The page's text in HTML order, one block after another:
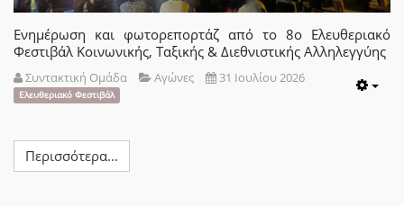
Ενημέρωση και φωτορεπορτάζ από το 8ο Ελευθεριακό
Φεστιβάλ Κοινωνικής, Ταξικής & Διεθνιστικής Αλληλεγγύης
Συντακτική Ομάδα Αγώνες 31 Ιουλίου 2026
Ελευθεριακό Φεστιβάλ
Περισσότερα...